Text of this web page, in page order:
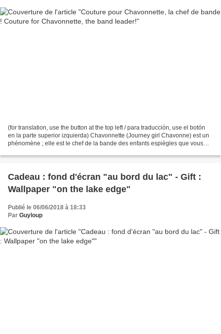
(for translation, use the button at the top left / para traducción, use el botón
en la parte superior izquierda) Chavonnette (Journey girl Chavonne) est un
phénomène ; elle est le chef de la bande des enfants espiègles que vous
Cadeau : fond d'écran "au bord du lac" - Gift :
Wallpaper "on the lake edge"
Publié le 06/06/2018 à 18:33
Par Guyloup